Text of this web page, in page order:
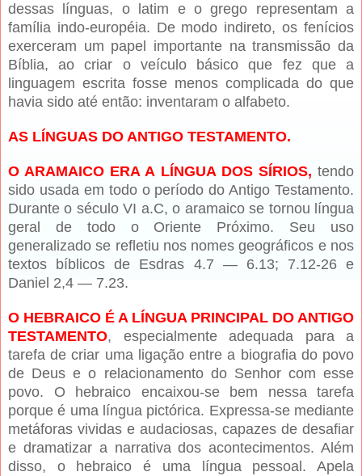
dessas línguas, o latim e o grego representam a
família indo-européia. De modo indireto, os fenícios
exerceram um papel importante na transmissão da
Bíblia, ao criar o veículo básico que fez que a
linguagem escrita fosse menos complicada do que
havia sido até então: inventaram o alfabeto.
AS LÍNGUAS DO ANTIGO TESTAMENTO.
O ARAMAICO ERA A LÍNGUA DOS SÍRIOS, tendo
sido usada em todo o período do Antigo Testamento.
Durante o século VI a.C, o aramaico se tornou língua
geral de todo o Oriente Próximo. Seu uso
generalizado se refletiu nos nomes geográficos e nos
textos bíblicos de Esdras 4.7 — 6.13; 7.12-26 e
Daniel 2,4 — 7.23.
O HEBRAICO É A LÍNGUA PRINCIPAL DO ANTIGO
TESTAMENTO, especialmente adequada para a
tarefa de criar uma ligação entre a biografia do povo
de Deus e o relacionamento do Senhor com esse
povo. O hebraico encaixou-se bem nessa tarefa
porque é uma língua pictórica. Expressa-se mediante
metáforas vividas e audaciosas, capazes de desafiar
e dramatizar a narrativa dos acontecimentos. Além
disso, o hebraico é uma língua pessoal. Apela